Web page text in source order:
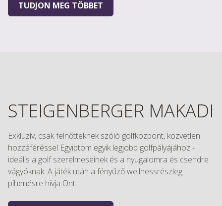
TUDJON MEG TÖBBET
STEIGENBERGER MAKADI
Exkluzív, csak felnőtteknek szóló golfközpont, közvetlen
hozzáféréssel Egyiptom egyik legjobb golfpályájához -
ideális a golf szerelmeseinek és a nyugalomra és csendre
vágyóknak. A játék után a fényűző wellnessrészleg
pihenésre hívja Önt.